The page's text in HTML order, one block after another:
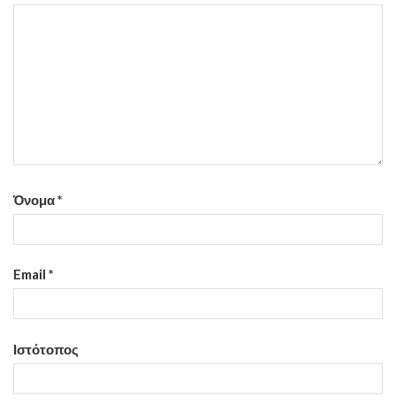
Όνομα*
Email *
Ιστότοπος